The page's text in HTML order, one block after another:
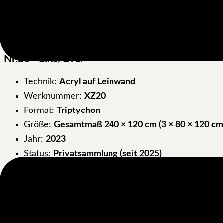
Nr.20 - Eins/Drei
Technik: Acryl auf Leinwand
Werknummer: XZ20
Format: Triptychon
Größe: Gesamtmaß 240 × 120 cm (3 × 80 × 120
Jahr: 2023
Status: Privatsammlung (seit 2025)